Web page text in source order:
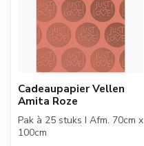
Cadeaupapier Vellen
Amita Roze
Pak à 25 stuks I Afm. 70cm x
100cm